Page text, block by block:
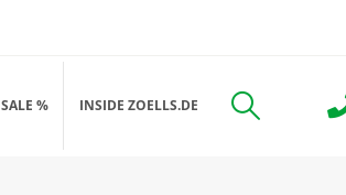
SALE % INSIDE ZOELLS.DE